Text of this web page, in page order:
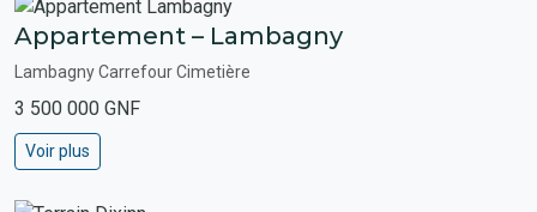
Appartement – Lambagny
Lambagny Carrefour Cimetière
3 500 000 GNF
Voir plus